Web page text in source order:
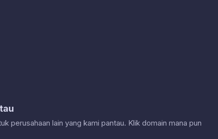
perusahaan lain yang kami pantau. Klik domain mana pun